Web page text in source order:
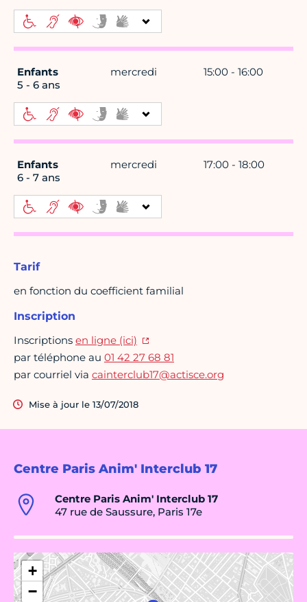
Centre Paris Anim' Interclub 17
Centre Paris Anim' Interclub 17
47 rue de Saussure, Paris 17e
+
−
Enfants
5 - 6 ans
mercredi 15:00 - 16:00
Enfants
6 - 7 ans
mercredi 17:00 - 18:00
Tarif
en fonction du coefficient familial
Inscription
Inscriptions en ligne (ici)
par téléphone au 01 42 27 68 81
par courriel via cainterclub17@actisce.org
Mise à jour le 13/07/2018